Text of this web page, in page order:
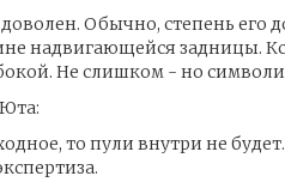
доволен. Обычно, степень его
надвигающейся задницы.
Не слишком - но
то пули внутри не